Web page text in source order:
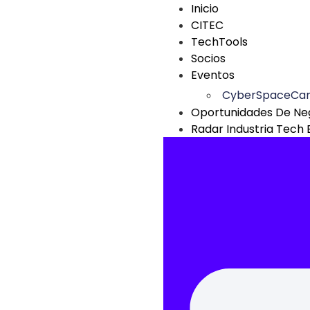
Inicio
CITEC
TechTools
Socios
Eventos
Oportunidades De
Radar Industria Tech